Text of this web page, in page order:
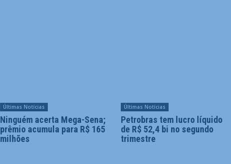
Últimas Notícias
Ninguém acerta Mega-Sena;
prêmio acumula para R$ 165
milhões
Últimas Notícias
Petrobras tem lucro líquido
de R$ 52,4 bi no segundo
trimestre